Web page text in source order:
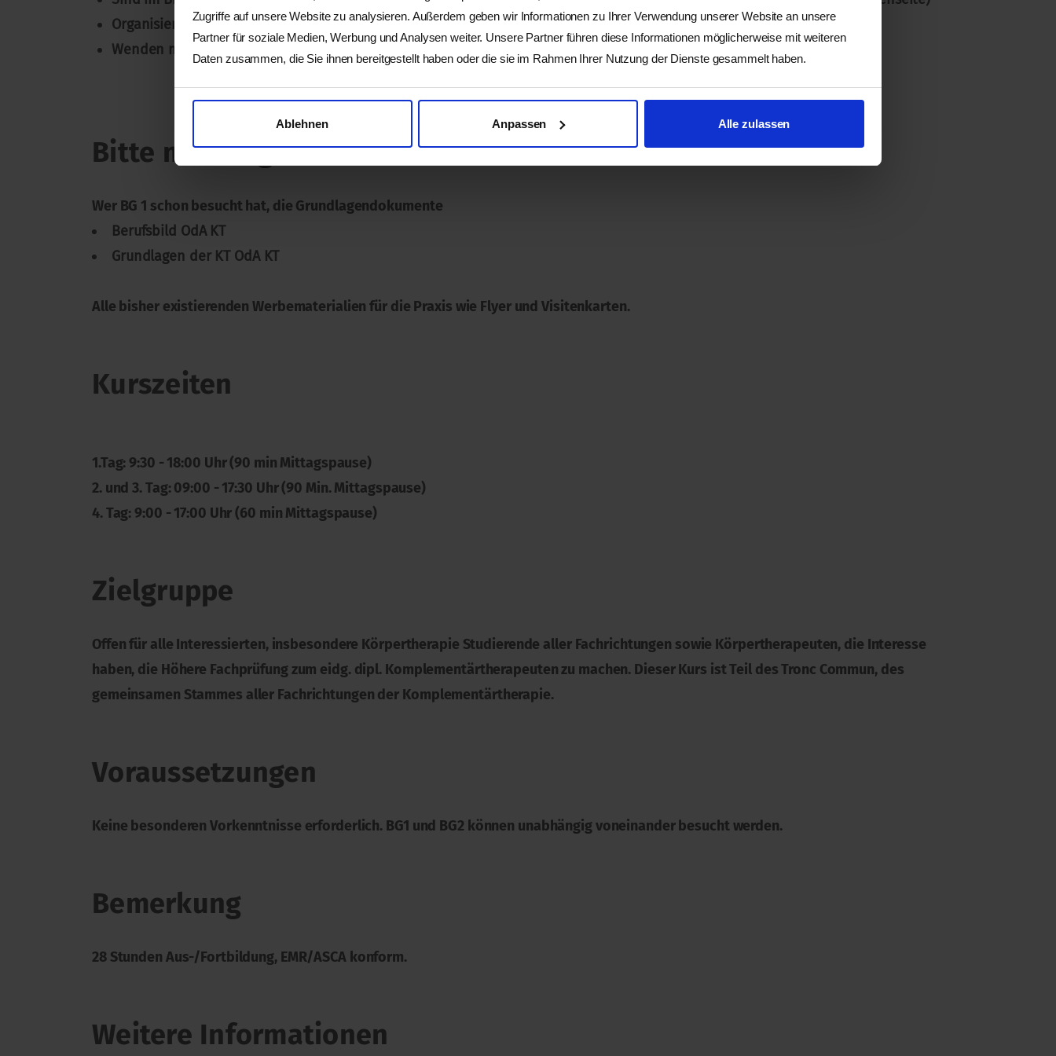
Zugriffe auf unsere Website zu analysieren. Außerdem geben wir Informationen zu Ihrer Verwendung unserer Website an unsere
Partner für soziale Medien, Werbung und Analysen weiter. Unsere Partner führen diese Informationen möglicherweise mit weiteren
Daten zusammen, die Sie ihnen bereitgestellt haben oder die sie im Rahmen Ihrer Nutzung der Dienste gesammelt haben.
Ablehnen Anpassen Alle zulassen
Organisieren und strukturieren administrative Abläufe maximal effizient, unter anderem mit Hilfe eines Qualitätsordners
Wenden mindestens drei Qualitätssicherungsinstrumente auf ihre Praxis an
Bitte mitbringen
Wer BG 1 schon besucht hat, die Grundlagendokumente
Berufsbild OdA KT
Grundlagen der KT OdA KT
Alle bisher existierenden Werbematerialien für die Praxis wie Flyer und Visitenkarten.
Kurszeiten
1.Tag: 9:30 - 18:00 Uhr (90 min Mittagspause)
2. und 3. Tag: 09:00 - 17:30 Uhr (90 Min. Mittagspause)
4. Tag: 9:00 - 17:00 Uhr (60 min Mittagspause)
Zielgruppe
Offen für alle Interessierten, insbesondere Körpertherapie Studierende aller Fachrichtungen sowie Körpertherapeuten, die Interesse
haben, die Höhere Fachprüfung zum eidg. dipl. Komplementärtherapeuten zu machen. Dieser Kurs ist Teil des Tronc Commun, des
gemeinsamen Stammes aller Fachrichtungen der Komplementärtherapie.
Voraussetzungen
Keine besonderen Vorkenntnisse erforderlich. BG1 und BG2 können unabhängig voneinander besucht werden.
Bemerkung
28 Stunden Aus-/Fortbildung, EMR/ASCA konform.
Weitere Informationen